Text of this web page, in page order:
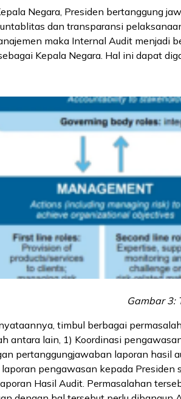
Negara, Presiden bertanggung
dan transparansi
maka Internal Audit menjadi
Kepala Negara. Hal ini dapat
Gambar 3:
timbul berbagai
antara lain, 1) Koordinasi
pertanggungjawaban laporan hasil
pengawasan kepada
Hasil Audit. Permasalahan